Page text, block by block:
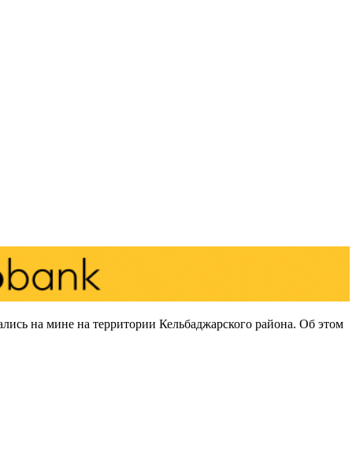
на мине на территории Кельбаджарского района. Об этом